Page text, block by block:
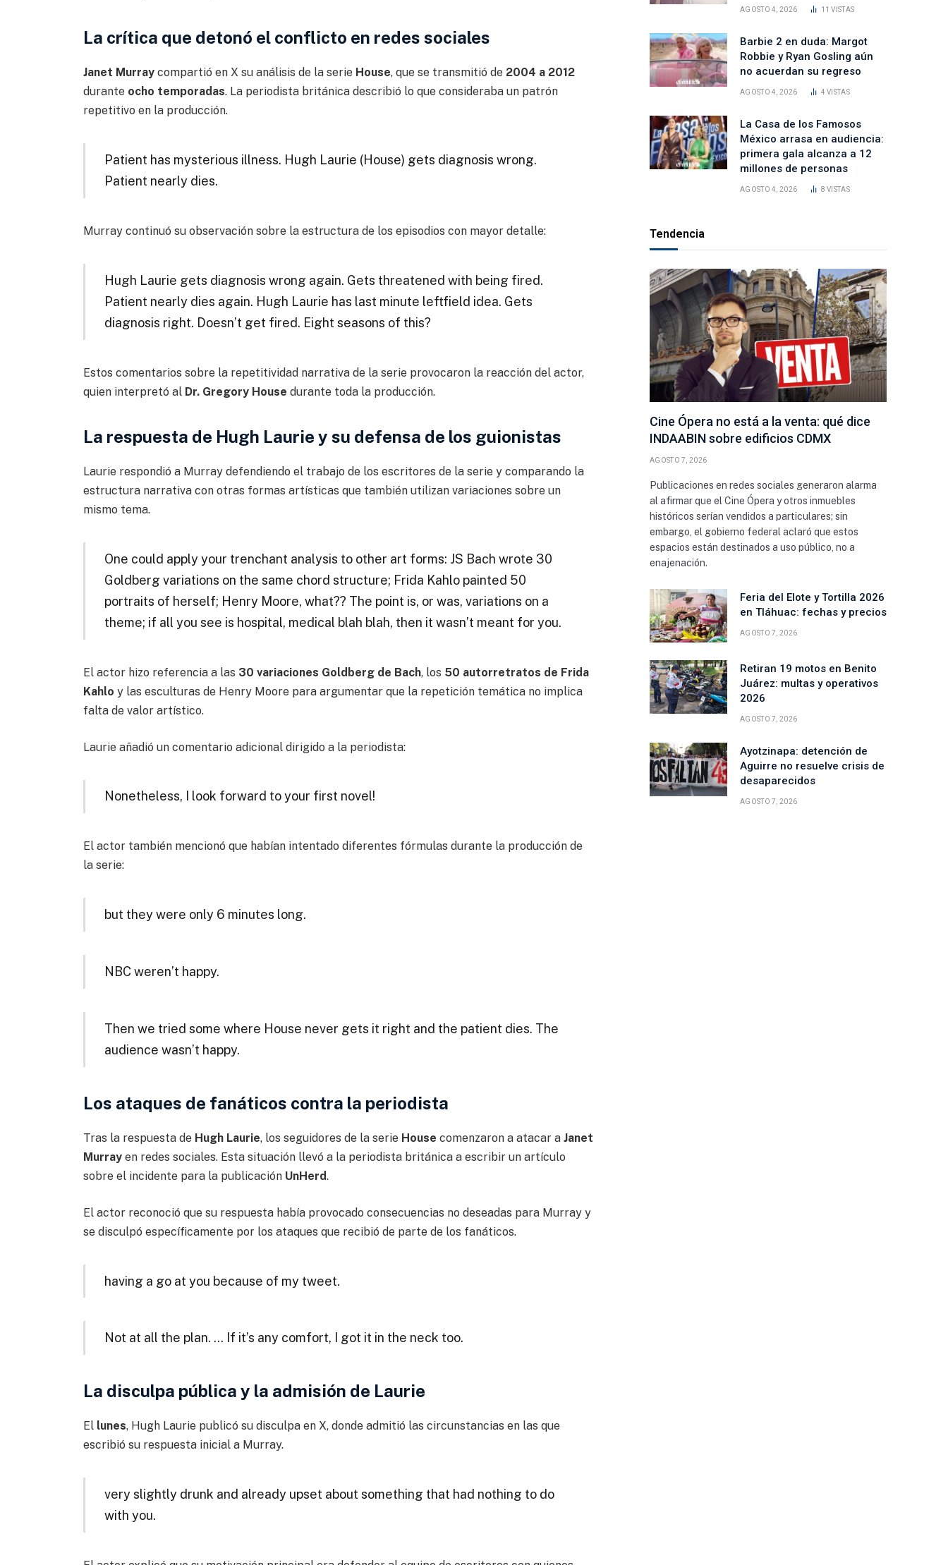
La crítica que detonó el conflicto en redes sociales
Janet Murraycompartió en X su análisis de la serie House, que se transmitió de 2004 a 2012
durante ocho temporadas. La periodista británica describió lo que consideraba un patrón
repetitivo en la producción.
Patient has mysterious illness. Hugh Laurie (House) gets diagnosis wrong.
Patient nearly dies.
Murray continuó su observación sobre la estructura de los episodios con mayor detalle:
Hugh Laurie gets diagnosis wrong again. Gets threatened with being fired.
Patient nearly dies again. Hugh Laurie has last minute leftfield idea. Gets
diagnosis right. Doesn’t get fired. Eight seasons of this?
Estos comentarios sobre la repetitividad narrativa de la serie provocaron la reacción del actor,
quien interpretó al Dr. Gregory House durante toda la producción.
La respuesta de Hugh Laurie y su defensa de los guionistas
Laurie respondió a Murray defendiendo el trabajo de los escritores de la serie y comparando la
estructura narrativa con otras formas artísticas que también utilizan variaciones sobre un
mismo tema.
One could apply your trenchant analysis to other art forms: JS Bach wrote 30
Goldberg variations on the same chord structure; Frida Kahlo painted 50
portraits of herself; Henry Moore, what?? The point is, or was, variations on a
theme; if all you see is hospital, medical blah blah, then it wasn’t meant for you.
El actor hizo referencia a las 30 variaciones Goldberg de Bach, los 50 autorretratos de Frida
Kahlo y las esculturas de Henry Moore para argumentar que la repetición temática no implica
falta de valor artístico.
Laurie añadió un comentario adicional dirigido a la periodista:
Nonetheless, I look forward to your first novel!
El actor también mencionó que habían intentado diferentes fórmulas durante la producción de
la serie:
but they were only 6 minutes long.
NBC weren’t happy.
Then we tried some where House never gets it right and the patient dies. The
audience wasn’t happy.
Los ataques de fanáticos contra la periodista
Tras la respuesta de Hugh Laurie, los seguidores de la serie House comenzaron a atacar a Janet
Murrayen redes sociales. Esta situación llevó a la periodista británica a escribir un artículo
sobre el incidente para la publicación UnHerd.
El actor reconoció que su respuesta había provocado consecuencias no deseadas para Murray y
se disculpó específicamente por los ataques que recibió de parte de los fanáticos.
having a go at you because of my tweet.
Not at all the plan. … If it’s any comfort, I got it in the neck too.
La disculpa pública y la admisión de Laurie
El lunes, Hugh Laurie publicó su disculpa en X, donde admitió las circunstancias en las que
escribió su respuesta inicial a Murray.
very slightly drunk and already upset about something that had nothing to do
with you.
AGOSTO 4, 2026 11VISTAS
Barbie 2 en duda: Margot
Robbie y Ryan Gosling aún
no acuerdan su regreso
AGOSTO 4, 2026 4VISTAS
La Casa de los Famosos
México arrasa en audiencia:
primera gala alcanza a 12
millones de personas
AGOSTO 4, 2026 8VISTAS
Tendencia
Cine Ópera no está a la venta: qué dice
INDAABIN sobre edificios CDMX
AGOSTO 7, 2026
Publicaciones en redes sociales generaron alarma
al afirmar que el Cine Ópera y otros inmuebles
históricos serían vendidos a particulares; sin
embargo, el gobierno federal aclaró que estos
espacios están destinados a uso público, no a
enajenación.
Feria del Elote y Tortilla 2026
en Tláhuac: fechas y precios
AGOSTO 7, 2026
Retiran 19 motos en Benito
Juárez: multas y operativos
2026
AGOSTO 7, 2026
Ayotzinapa: detención de
Aguirre no resuelve crisis de
desaparecidos
AGOSTO 7, 2026